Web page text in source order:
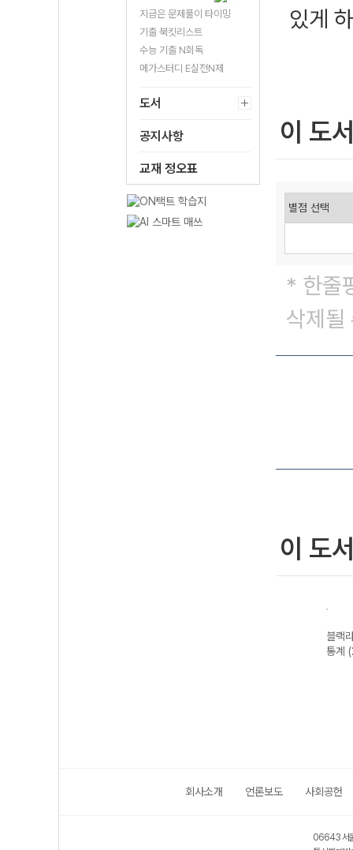
지금은 문제풀이 타이밍
기출 북킷리스트
수능 기출 N회독
메가스터디 E실전N제
도서
공지사항
교재 정오표
있게
이 도
* 한줄
삭제될
이 도
블랙
통계
회사소개 언론보도 사회공헌
06643 서